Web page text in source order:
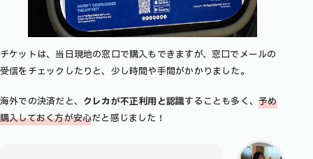
チケットは、当日現地の窓口で購入もできますが、窓口でメールの
受信をチェックしたりと、少し時間や手間がかかりました。
海外での決済だと、 クレカが不正利用と認識することも多く、予め
購入しておく方が安心だと感じました！